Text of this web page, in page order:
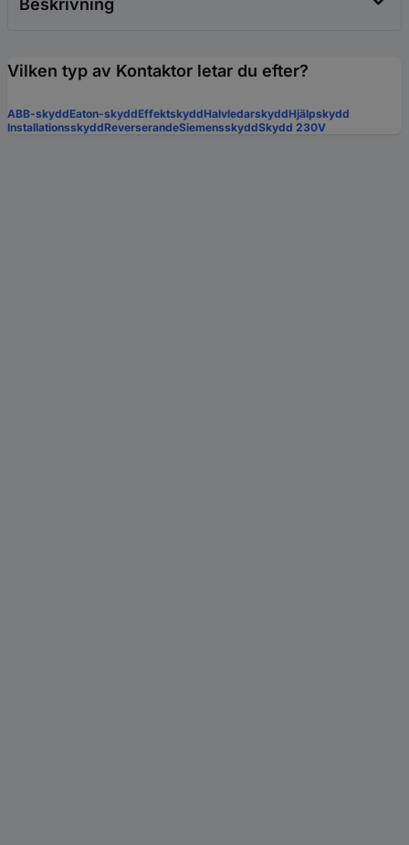
Vilken typ av Kontaktor letar du efter?
ABB-skyddEaton-skyddEffektskyddHalvledarskyddHjälpskydd
InstallationsskyddReverserandeSiemensskyddSkydd 230V